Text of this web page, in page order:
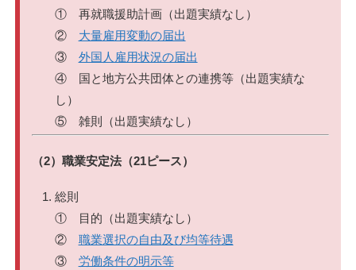
① 再就職援助計画（出題実績なし）
② 大量雇用変動の届出
③ 外国人雇用状況の届出
④ 国と地方公共団体との連携等（出題実績な
し）
⑤ 雑則（出題実績なし）
（2）職業安定法（21ピース）
総則
① 目的（出題実績なし）
② 職業選択の自由及び均等待遇
③ 労働条件の明示等